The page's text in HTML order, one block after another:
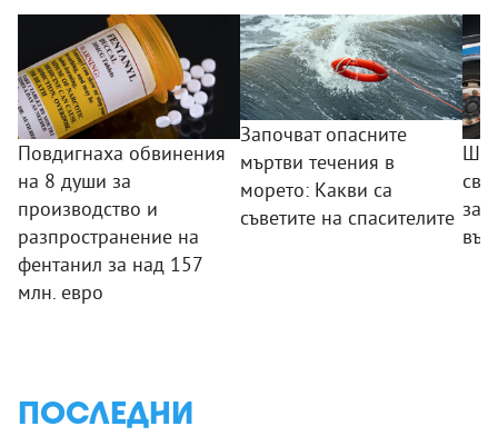
Повдигнаха обвинения
на 8 души за
производство и
разпространение на
фентанил за над 157
млн. евро
Започват опасните
мъртви течения в
морето: Какви са
съветите на спасителите
ПОСЛЕДНИ